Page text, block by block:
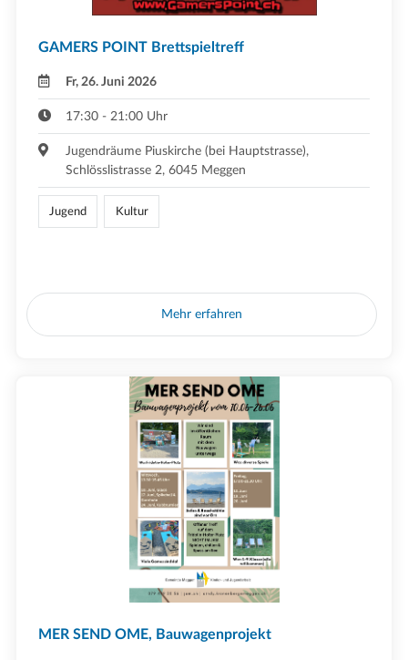
GAMERS POINT Brettspieltreff
Fr, 26. Juni 2026
17:30 - 21:00 Uhr
Jugendräume Piuskirche (bei Hauptstrasse),
Schlösslistrasse 2, 6045 Meggen
Jugend Kultur
Mehr erfahren
MER SEND OME, Bauwagenprojekt